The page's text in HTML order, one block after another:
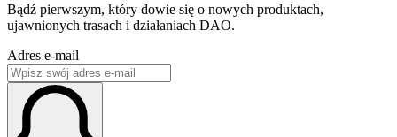
Bądź pierwszym, który dowie się o nowych produktach,
ujawnionych trasach i działaniach DAO.
Adres e-mail